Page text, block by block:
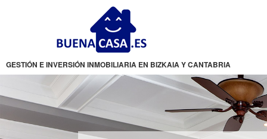
GESTIÓN E INVERSIÓN INMOBILIARIA EN BIZKAIA Y CANTABRIA